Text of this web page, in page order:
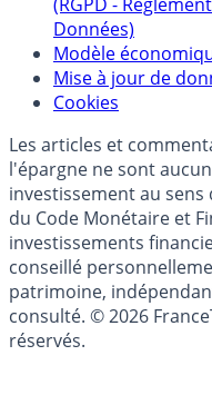
Politique de
(RGPD -
Données)
Modèle économique
Cookies
Les articles et
l'épargne ne sont
investissement au sens
du Code Monétaire et
investissements
conseillé
patrimoine,